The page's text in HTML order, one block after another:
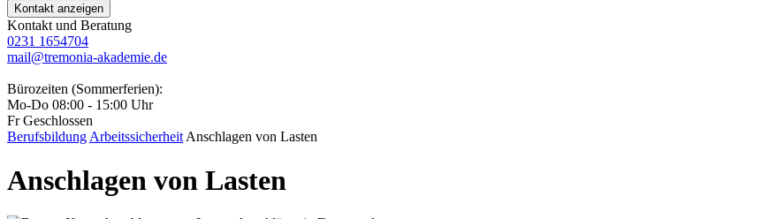
Kontakt anzeigen
Kontakt und Beratung
0231 1654704
mail@tremonia-akademie.de
Bürozeiten (Sommerferien):
Mo-Do 08:00 - 15:00 Uhr
Fr Geschlossen
Berufsbildung Arbeitssicherheit Anschlagen von Lasten
Anschlagen von Lasten